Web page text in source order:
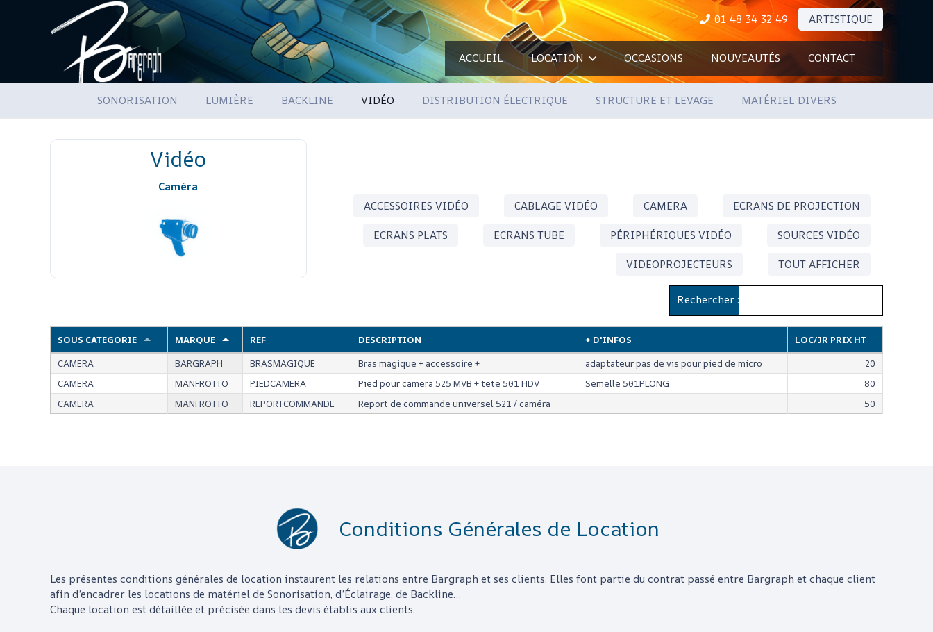
01 48 34 32 49 ARTISTIQUE
ACCUEIL LOCATION OCCASIONS NOUVEAUTÉS CONTACT
SONORISATION LUMIÈRE BACKLINE VIDÉO DISTRIBUTION ÉLECTRIQUE STRUCTURE ET LEVAGE MATÉRIEL DIVERS
Vidéo
Caméra
ACCESSOIRES VIDÉO
CABLAGE VIDÉO CAMERA
ECRANS DE PROJECTION
ECRANS PLATS
ECRANS TUBE PÉRIPHÉRIQUES VIDÉO
SOURCES VIDÉO
VIDEOPROJECTEURS
TOUT AFFICHER
Rechercher :
SOUS CATEGORIE MARQUE REF DESCRIPTION + D'INFOS
LOC/JR PRIX HT
CAMERA
BARGRAPH BRASMAGIQUE Bras magique + accessoire + adaptateur pas de vis pour pied de micro
20
CAMERA
MANFROTTO PIEDCAMERA Pied pour camera 525 MVB + tete 501 HDV Semelle 501PLONG
80
CAMERA
MANFROTTO REPORTCOMMANDE Report de commande universel 521 / caméra 50
Conditions Générales de Location
Les présentes conditions générales de location instaurent les relations entre Bargraphet ses clients. Elles font partie du contrat passé entre Bargraphet chaque client
afin d’encadrer les locations de matériel de Sonorisation, d’Éclairage, de Backline…
Chaque location est détaillée et précisée dans les devis établis aux clients.